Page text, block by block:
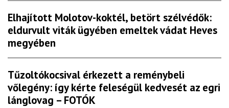
Elhajított Molotov-koktél, betört szélvédők:
eldurvult viták ügyében emeltek vádat Heves
megyében
Tűzoltókocsival érkezett a reménybeli
vőlegény: így kérte feleségül kedvesét az egri
lánglovag – FOTÓK